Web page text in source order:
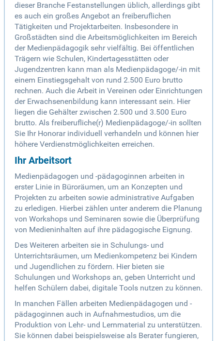
dieser Branche Festanstellungen üblich, allerdings gibt
es auch ein großes Angebot an freiberuflichen
Tätigkeiten und Projektarbeiten. Insbesondere in
Großstädten sind die Arbeitsmöglichkeiten im Bereich
der Medienpädagogik sehr vielfältig. Bei öffentlichen
Trägern wie Schulen, Kindertagesstätten oder
Jugendzentren kann man als Medienpädagoge/-in mit
einem Einstiegsgehalt von rund 2.500 Euro brutto
rechnen. Auch die Arbeit in Vereinen oder Einrichtungen
der Erwachsenenbildung kann interessant sein. Hier
liegen die Gehälter zwischen 2.500 und 3.500 Euro
brutto. Als freiberufliche(r) Medienpädagoge/-in sollten
Sie Ihr Honorar individuell verhandeln und können hier
höhere Verdienstmöglichkeiten erreichen.
Ihr Arbeitsort
Medienpädagogen und -pädagoginnen arbeiten in
erster Linie in Büroräumen, um an Konzepten und
Projekten zu arbeiten sowie administrative Aufgaben
zu erledigen. Hierbei zählen unter anderem die Planung
von Workshops und Seminaren sowie die Überprüfung
von Medieninhalten auf ihre pädagogische Eignung.
Des Weiteren arbeiten sie in Schulungs- und
Unterrichtsräumen, um Medienkompetenz bei Kindern
und Jugendlichen zu fördern. Hier bieten sie
Schulungen und Workshops an, geben Unterricht und
helfen Schülern dabei, digitale Tools nutzen zu können.
In manchen Fällen arbeiten Medienpädagogen und -
pädagoginnen auch in Aufnahmestudios, um die
Produktion von Lehr- und Lernmaterial zu unterstützen.
Sie können dabei beispielsweise als Berater fungieren,